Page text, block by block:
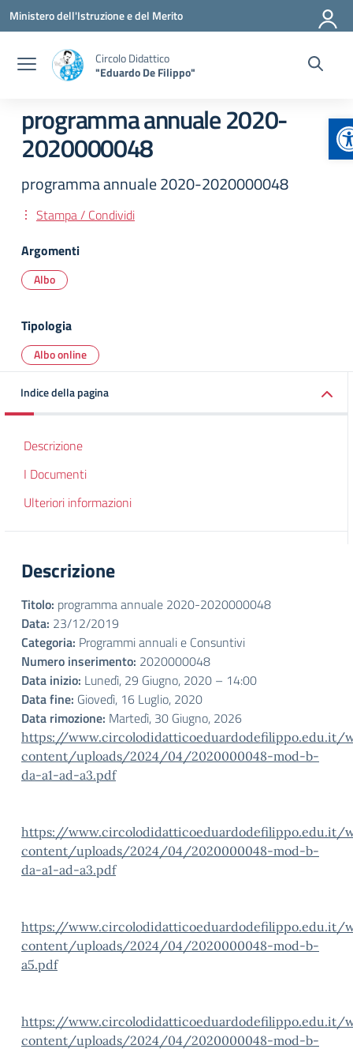
Vai ai contenuti
Vai al menu di navigazione
Vai al footer
Ministero dell'Istruzione e del Merito
Circolo Didattico
"Eduardo De Filippo"
programma annuale 2020-
2020000048
programma annuale 2020-2020000048
Stampa / Condividi
Argomenti
Albo
Tipologia
Albo online
Indice della pagina
Descrizione
I Documenti
Ulteriori informazioni
Descrizione
Titolo: programma annuale 2020-2020000048
Data: 23/12/2019
Categoria: Programmi annuali e Consuntivi
Numero inserimento: 2020000048
Data inizio: Lunedì, 29 Giugno, 2020 – 14:00
Data fine: Giovedì, 16 Luglio, 2020
Data rimozione: Martedì, 30 Giugno, 2026
https://www.circolodidatticoeduardodefilippo.edu.it/
content/uploads/2024/04/2020000048-mod-b-
da-a1-ad-a3.pdf
https://www.circolodidatticoeduardodefilippo.edu.it/
content/uploads/2024/04/2020000048-mod-b-
da-a1-ad-a3.pdf
https://www.circolodidatticoeduardodefilippo.edu.it/
content/uploads/2024/04/2020000048-mod-b-
a5.pdf
https://www.circolodidatticoeduardodefilippo.edu.it/
content/uploads/2024/04/2020000048-mod-b-